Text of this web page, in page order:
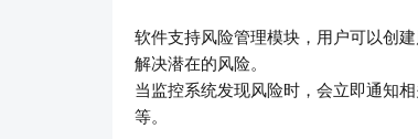
软件支持风险管理模块，用户可以创
解决潜在的风险。
当监控系统发现风险时，会立即通知
等。